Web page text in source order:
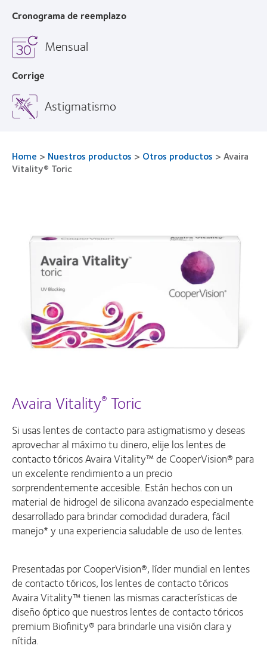
Cronograma de reemplazo
Mensual
Corrige
Astigmatismo
Home > Nuestros productos > Otros productos > Avaira
Vitality® Toric
Avaira Vitality® Toric
Si usas lentes de contacto para astigmatismo y deseas
aprovechar al máximo tu dinero, elije los lentes de
contacto tóricos Avaira Vitality™ de CooperVision® para
un excelente rendimiento a un precio
sorprendentemente accesible. Están hechos con un
material de hidrogel de silicona avanzado especialmente
desarrollado para brindar comodidad duradera, fácil
manejo* y una experiencia saludable de uso de lentes.
Presentadas por CooperVision®, líder mundial en lentes
de contacto tóricos, los lentes de contacto tóricos
Avaira Vitality™ tienen las mismas características de
diseño óptico que nuestros lentes de contacto tóricos
premium Biofinity® para brindarle una visión clara y
nítida.